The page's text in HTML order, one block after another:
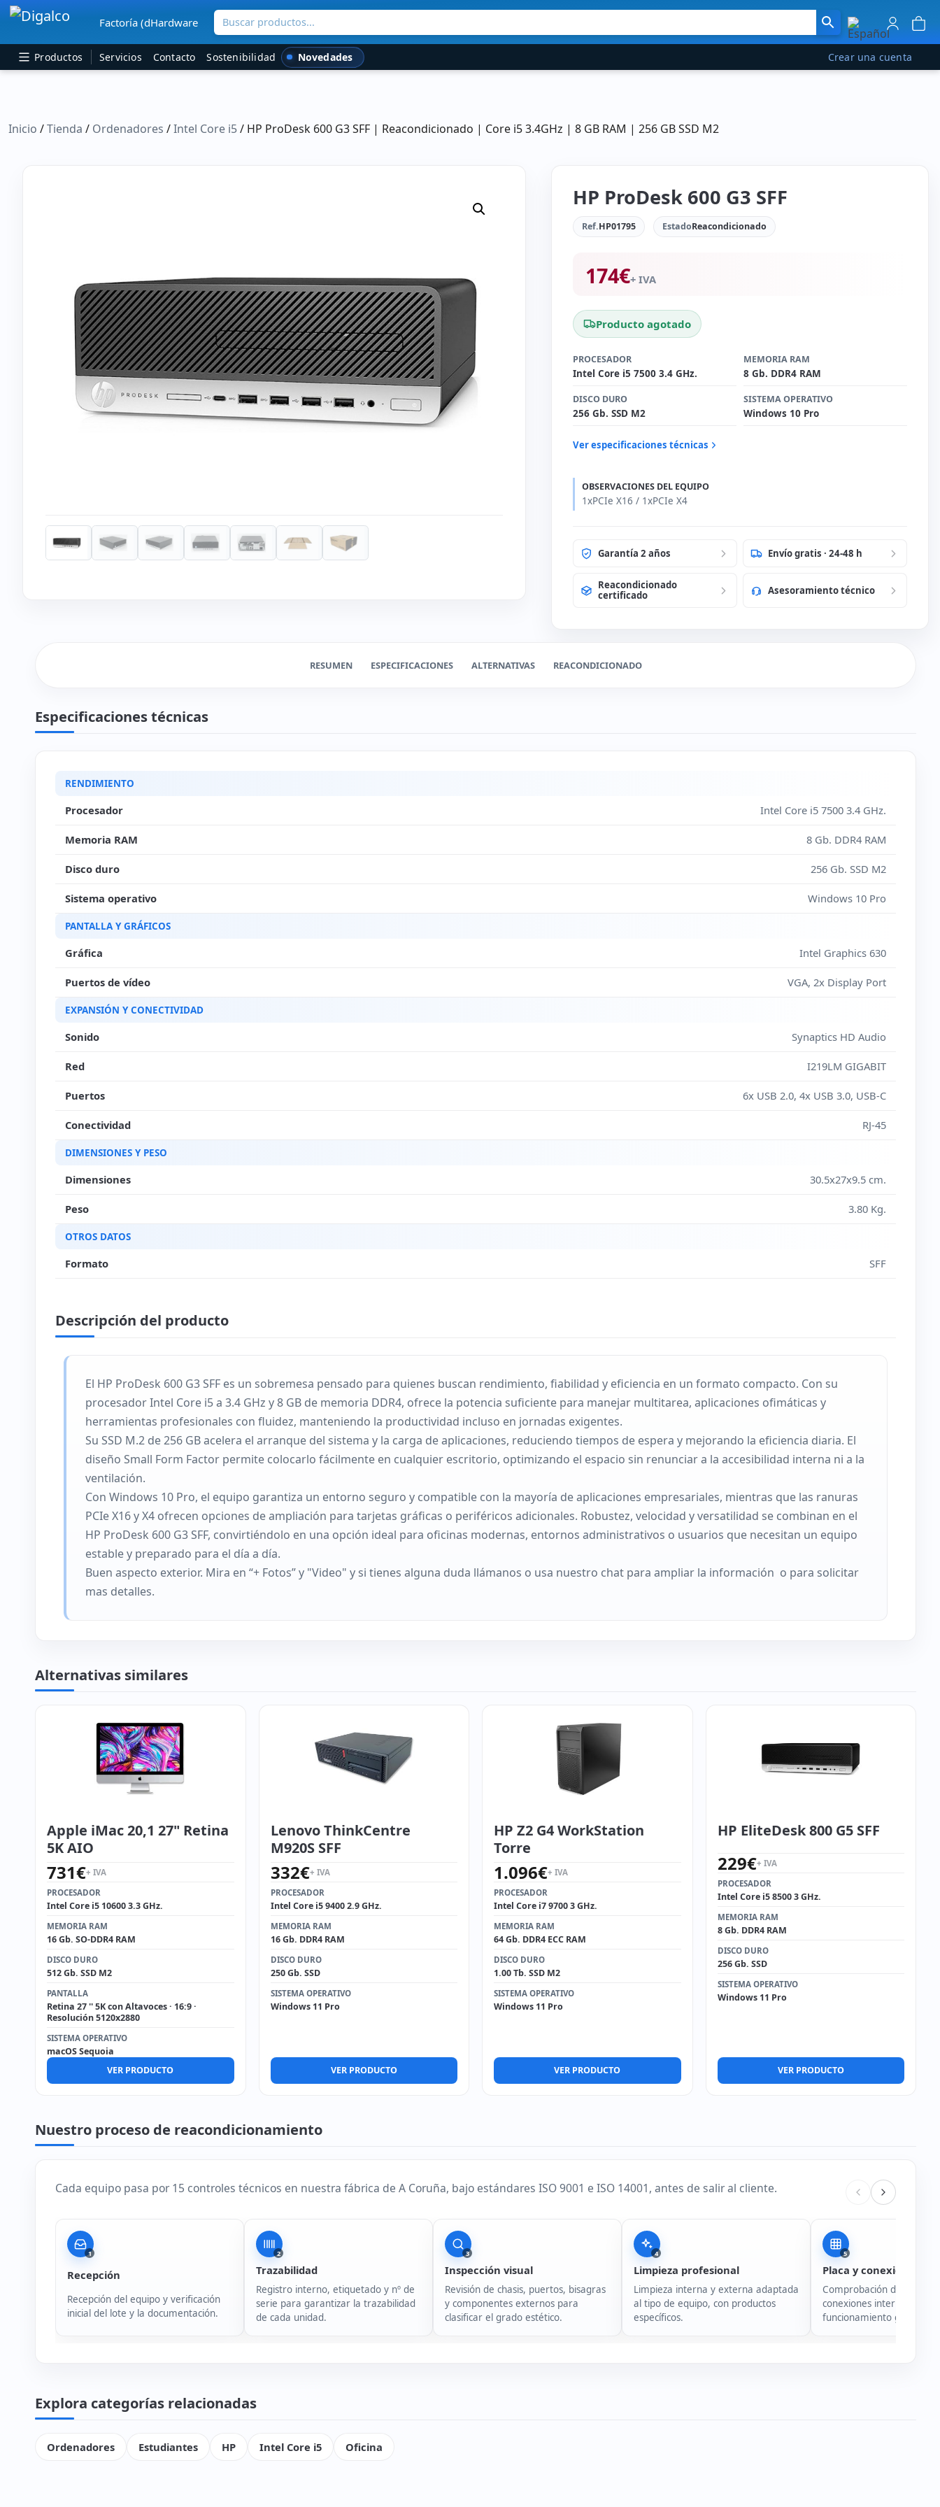
Navegación principal
Factoría (dHardware Buscar productos...
Productos Servicios Contacto Sostenibilidad Novedades Crear una cuenta
Inicio /Tienda / Ordenadores /Intel Core i5/ HP ProDesk 600 G3 SFF | Reacondicionado | Core i5 3.4GHz | 8 GB RAM | 256 GB SSD M2
HP ProDesk 600 G3 SFF
Ref.HP01795 EstadoReacondicionado
174€+ IVA
Producto agotado
PROCESADOR
Intel Core i5 7500 3.4 GHz.
MEMORIA RAM
8 Gb. DDR4 RAM
DISCO DURO
256 Gb. SSD M2
SISTEMA OPERATIVO
Windows 10 Pro
Ver especificaciones técnicas
OBSERVACIONES DEL EQUIPO
1xPCIe X16 / 1xPCIe X4
Garantía 2 años Envío gratis · 24-48 h
Reacondicionado
certificado
Asesoramiento técnico
RESUMEN ESPECIFICACIONES ALTERNATIVAS REACONDICIONADO
Especificaciones técnicas
RENDIMIENTO
Procesador Intel Core i5 7500 3.4 GHz.
Memoria RAM 8 Gb. DDR4 RAM
Disco duro 256 Gb. SSD M2
Sistema operativo Windows 10 Pro
PANTALLA Y GRÁFICOS
Gráfica Intel Graphics 630
Puertos de vídeo VGA, 2x Display Port
EXPANSIÓN Y CONECTIVIDAD
Sonido Synaptics HD Audio
Red I219LM GIGABIT
Puertos 6x USB 2.0, 4x USB 3.0, USB-C
Conectividad RJ-45
DIMENSIONES Y PESO
Dimensiones 30.5x27x9.5 cm.
Peso 3.80 Kg.
OTROS DATOS
Formato SFF
Descripción del producto
El HP ProDesk 600 G3 SFF es un sobremesa pensado para quienes buscan rendimiento, fiabilidad y eficiencia en un formato compacto. Con su
procesador Intel Core i5 a 3.4 GHz y 8 GB de memoria DDR4, ofrece la potencia suficiente para manejar multitarea, aplicaciones ofimáticas y
herramientas profesionales con fluidez, manteniendo la productividad incluso en jornadas exigentes.
Su SSD M.2 de 256 GB acelera el arranque del sistema y la carga de aplicaciones, reduciendo tiempos de espera y mejorando la eficiencia diaria. El
diseño Small Form Factor permite colocarlo fácilmente en cualquier escritorio, optimizando el espacio sin renunciar a la accesibilidad interna ni a la
ventilación.
Con Windows 10 Pro, el equipo garantiza un entorno seguro y compatible con la mayoría de aplicaciones empresariales, mientras que las ranuras
PCIe X16 y X4 ofrecen opciones de ampliación para tarjetas gráficas o periféricos adicionales. Robustez, velocidad y versatilidad se combinan en el
HP ProDesk 600 G3 SFF, convirtiéndolo en una opción ideal para oficinas modernas, entornos administrativos o usuarios que necesitan un equipo
estable y preparado para el día a día.
Buen aspecto exterior. Mira en “+ Fotos” y "Video" y si tienes alguna duda llámanos o usa nuestro chat para ampliar la información o para solicitar
mas detalles.
Alternativas similares
Apple iMac 20,1 27" Retina
5K AIO
731€+ IVA
PROCESADOR
Intel Core i5 10600 3.3 GHz.
MEMORIA RAM
16 Gb. SO-DDR4 RAM
DISCO DURO
512 Gb. SSD M2
PANTALLA
Retina 27 '' 5K con Altavoces · 16:9 ·
Resolución 5120x2880
SISTEMA OPERATIVO
macOS Sequoia
VER PRODUCTO
Lenovo ThinkCentre
M920S SFF
332€+ IVA
PROCESADOR
Intel Core i5 9400 2.9 GHz.
MEMORIA RAM
16 Gb. DDR4 RAM
DISCO DURO
250 Gb. SSD
SISTEMA OPERATIVO
Windows 11 Pro
VER PRODUCTO
HP Z2 G4 WorkStation
Torre
1.096€+ IVA
PROCESADOR
Intel Core i7 9700 3 GHz.
MEMORIA RAM
64 Gb. DDR4 ECC RAM
DISCO DURO
1.00 Tb. SSD M2
SISTEMA OPERATIVO
Windows 11 Pro
VER PRODUCTO
HP EliteDesk 800 G5 SFF
229€+ IVA
PROCESADOR
Intel Core i5 8500 3 GHz.
MEMORIA RAM
8 Gb. DDR4 RAM
DISCO DURO
256 Gb. SSD
SISTEMA OPERATIVO
Windows 11 Pro
VER PRODUCTO
Nuestro proceso de reacondicionamiento
Cada equipo pasa por 15 controles técnicos en nuestra fábrica de A Coruña, bajo estándares ISO 9001 e ISO 14001, antes de salir al cliente.
1
Recepción
Recepción del equipo y verificación
inicial del lote y la documentación.
2
Trazabilidad
Registro interno, etiquetado y nº de
serie para garantizar la trazabilidad
de cada unidad.
3
Inspección visual
Revisión de chasis, puertos, bisagras
y componentes externos para
clasificar el grado estético.
4
Limpieza profesional
Limpieza interna y externa adaptada
al tipo de equipo, con productos
específicos.
5
Placa y conexiones
Comprobación de placa
conexiones internas y
funcionamiento general
Explora categorías relacionadas
Ordenadores Estudiantes HP Intel Core i5 Oficina